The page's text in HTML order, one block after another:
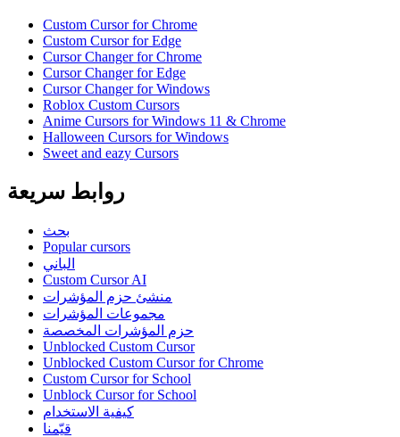
Custom Cursor for Chrome
Custom Cursor for Edge
Cursor Changer for Chrome
Cursor Changer for Edge
Cursor Changer for Windows
Roblox Custom Cursors
Anime Cursors for Windows 11 & Chrome
Halloween Cursors for Windows
Sweet and eazy Cursors
روابط سريعة
بحث
Popular cursors
الباني
Custom Cursor AI
منشئ حزم المؤشرات
مجموعات المؤشرات
حزم المؤشرات المخصصة
Unblocked Custom Cursor
Unblocked Custom Cursor for Chrome
Custom Cursor for School
Unblock Cursor for School
كيفية الاستخدام
قيّمنا